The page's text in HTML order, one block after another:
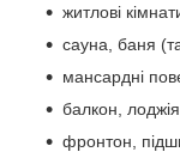
житлові
сауна, баня
мансардні
балкон,
фронтон,